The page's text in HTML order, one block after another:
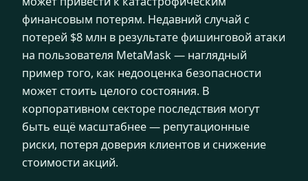
финансовым потерям. Недавний случай с
потерей $8 млн в результате фишинговой атаки
на пользователя MetaMask — наглядный
пример того, как недооценка безопасности
может стоить целого состояния. В
корпоративном секторе последствия могут
быть ещё масштабнее — репутационные
риски, потеря доверия клиентов и снижение
стоимости акций.